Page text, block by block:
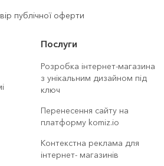
публічної оферти
Послуги
Розробка інтернет-магазина
з унікальним дизайном під
ключ
Перенесення сайту на
платформу komiz.io
Контекстна реклама для
інтернет- магазинів